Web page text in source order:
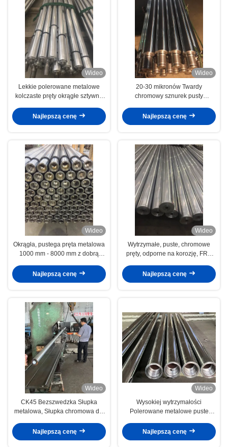
Wideo
Lekkie polerowane metalowe
kolczaste pręty okrągłe sztywne
Najlepszą cenę
Wideo
20-30 mikronów Twardy
chromowy sznurek pusty
okrągły
Najlepszą cenę
Wideo
Okrągła, pustega pręta metalowa
1000 mm - 8000 mm z dobrą
Najlepszą cenę
Wideo
Wytrzymałe, puste, chromowe
pręty, odporne na korozję, FRP,
powierzchnia
Najlepszą cenę
Wideo
CK45 Bezszwedzka Słupka
metalowa, Słupka chromowa dla
Najlepszą cenę
Wideo
Wysokiej wytrzymałości
Polerowane metalowe puste
Najlepszą cenę